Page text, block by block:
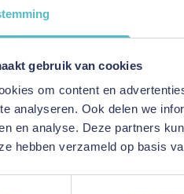
gebruik van cookies
om content en
analyseren. Ook delen we
en analyse. Deze partners
hebben verzameld op basis
2.510,00
tot 4 weken
Cordufine Beige
160 Sofa Bed with Slim